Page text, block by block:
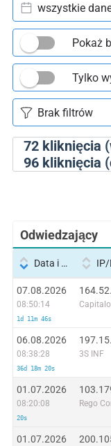
72kliknięcia
96kliknięcia
wszystkie
Pokaż
Tylko
Odwiedzający
Data i godzina
07.08.2026
08:50:14
1d 11m 46s
06.08.2026
08:38:28
36d 18m 20s
3S INF
01.07.2026
08:20:08
20s
01.07.2026